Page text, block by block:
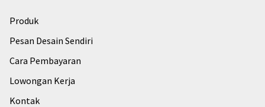
Produk
Pesan Desain Sendiri
Cara Pembayaran
Lowongan Kerja
Kontak